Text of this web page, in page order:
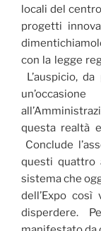
locali del
progetti
con la legge
L’auspicio,
questa realtà
Conclude
questi quattro
sistema che
dell’Expo
disperdere.